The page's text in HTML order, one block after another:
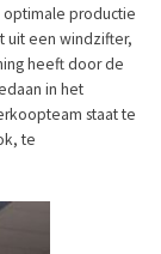
optimale productie
uit een windzifter,
heeft door de
in het
staat te
te